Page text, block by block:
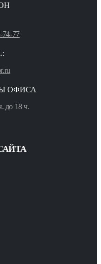
74-77
ОФИСА
до 18 ч.